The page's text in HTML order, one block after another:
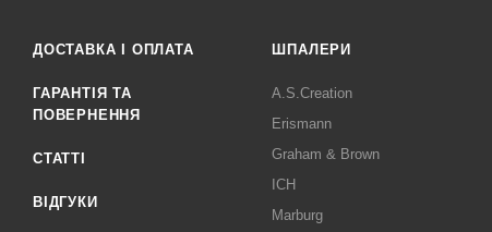
ДОСТАВКА І ОПЛАТА
ГАРАНТІЯ ТА
ПОВЕРНЕННЯ
СТАТТІ
ВІДГУКИ
ШПАЛЕРИ
A.S.Creation
Erismann
Graham & Brown
ICH
Marburg